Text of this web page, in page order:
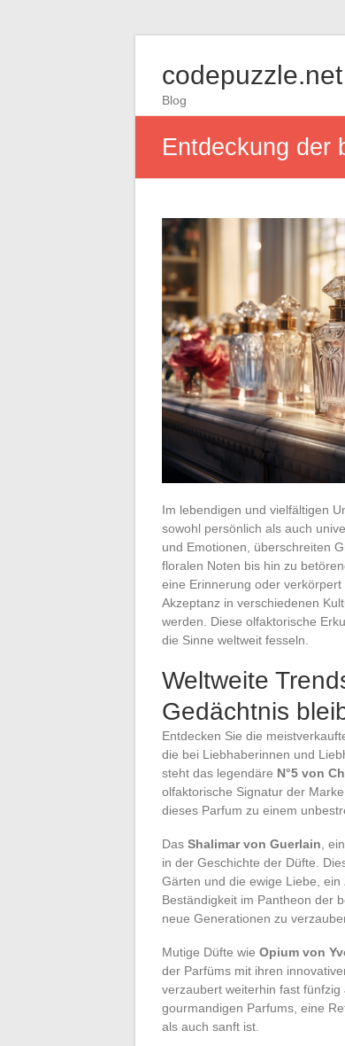
codepuzzle.net
Blog
Entdeckung der
Im lebendigen und vielfältigen
sowohl persönlich als auch
und Emotionen, überschreiten
floralen Noten bis hin zu
eine Erinnerung oder
Akzeptanz in verschiedenen
werden. Diese olfaktorische
die Sinne weltweit fesseln.
Weltweite
Gedächtnis
Entdecken Sie die
die bei Liebhaberinnen und
steht das legendäre N°5 von
olfaktorische Signatur der
dieses Parfum zu einem
Das Shalimar von Guerlain ,
in der Geschichte der Düfte.
Gärten und die ewige Liebe,
Beständigkeit im Pantheon der
neue Generationen zu
Mutige Düfte wie Opium von
der Parfüms mit ihren
verzaubert weiterhin fast
gourmandigen Parfums, eine
als auch sanft ist.